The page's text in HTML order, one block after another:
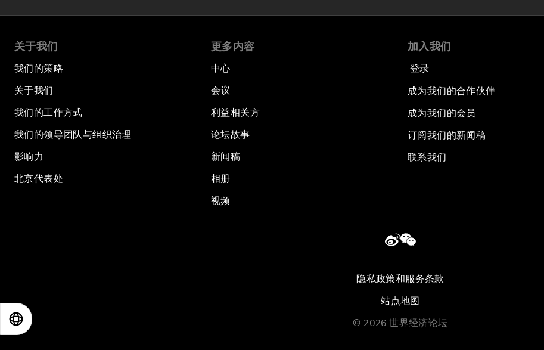
关于我们
我们的策略
关于我们
我们的工作方式
我们的领导团队与组织治理
影响力
北京代表处
更多内容
中心
会议
利益相关方
论坛故事
新闻稿
相册
视频
加入我们
登录
成为我们的合作伙伴
成为我们的会员
订阅我们的新闻稿
联系我们
隐私政策和服务条款
站点地图
© 2026 世界经济论坛